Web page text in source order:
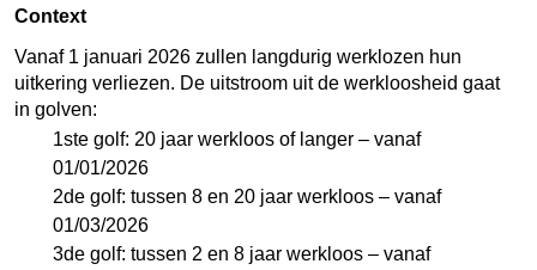
Context
Vanaf 1 januari 2026 zullen langdurig werklozen hun
uitkering verliezen. De uitstroom uit de werkloosheid gaat
in golven:
1ste golf: 20 jaar werkloos of langer – vanaf
01/01/2026
2de golf: tussen 8 en 20 jaar werkloos – vanaf
01/03/2026
3de golf: tussen 2 en 8 jaar werkloos – vanaf